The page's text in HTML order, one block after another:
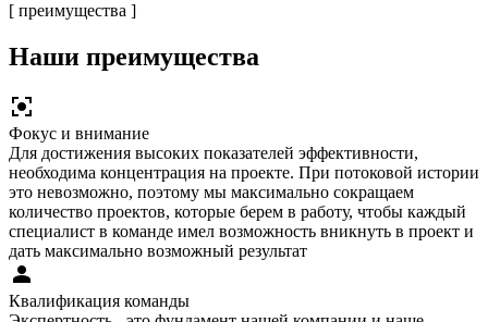
[ преимущества ]
Наши преимущества
Фокус и внимание
Для достижения высоких показателей эффективности,
необходима концентрация на проекте. При потоковой истории
это невозможно, поэтому мы максимально сокращаем
количество проектов, которые берем в работу, чтобы каждый
специалист в команде имел возможность вникнуть в проект и
дать максимально возможный результат
Квалификация команды